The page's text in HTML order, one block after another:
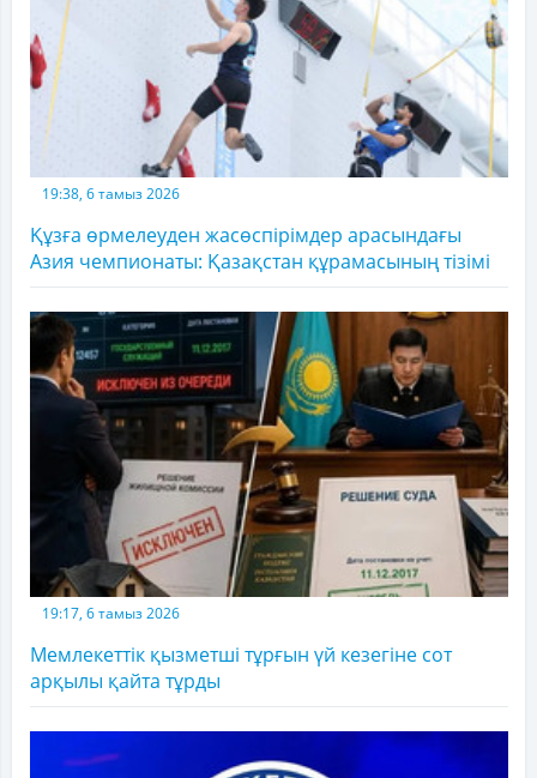
19:38, 6 тамыз 2026
Құзға өрмелеуден жасөспірімдер арасындағы
Азия чемпионаты: Қазақстан құрамасының тізімі
19:17, 6 тамыз 2026
Мемлекеттік қызметші тұрғын үй кезегіне сот
арқылы қайта тұрды